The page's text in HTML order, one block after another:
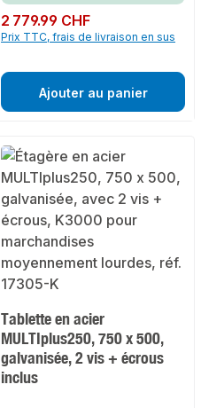
Prix régulier :
2 779.99 CHF
Prix TTC, frais de livraison en sus
Ajouter au panier
Tablette en acier
MULTIplus250, 750 x 500,
galvanisée, 2 vis + écrous
inclus